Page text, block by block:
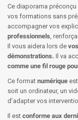
Ce diaporama préconçu
vos formations sans
accompagner vos
professionnels ,
Il vous aidera lors de
démonstrations. Il va
comme une fil rouge
Ce format numérique
soit un ordinateur, un
d’adapter vos
Il est conforme aux